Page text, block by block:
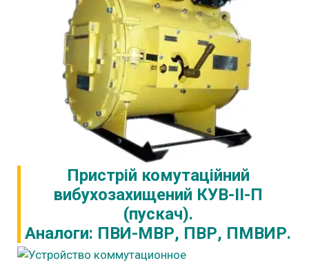
Пристрій комутаційний
вибухозахищений КУВ-II-П
(пускач).
Аналоги: ПВИ-МВР, ПВР, ПМВИР.